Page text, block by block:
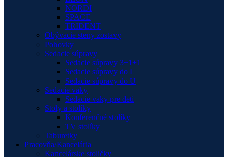
NORDI
SPACE
TRIDENT
Obývacie steny zostavy
Pohovky
Sedacie súpravy
Sedacie súpravy 3+1+1
Sedacie súpravy do L
Sedacie súpravy do U
Sedacie vaky
Sedacie vaky pre deti
Stoly a stolíky
Konferenčné stolíky
TV stolíky
Taburetky
Pracovňa/Kancelária
Kancelárske stoličky